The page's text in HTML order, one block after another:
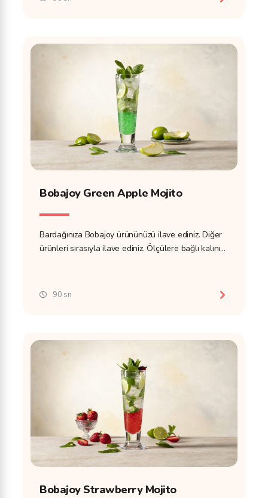
Bobajoy Green Apple Mojito
Bardağınıza Bobajoy ürününüzü ilave ediniz. Diğer
ürünleri sırasıyla ilave ediniz. Ölçülere bağlı kalınız
90 sn
Bobajoy Strawberry Mojito